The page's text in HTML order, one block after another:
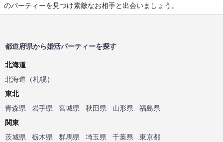
のパーティーを見つけ素敵なお相手と出会いましょう。
都道府県から婚活パーティーを探す
北海道
北海道 （札幌）
東北
青森県
岩手県 宮城県 秋田県 山形県
福島県
関東
茨城県
栃木県 群馬県 埼玉県 千葉県
東京都